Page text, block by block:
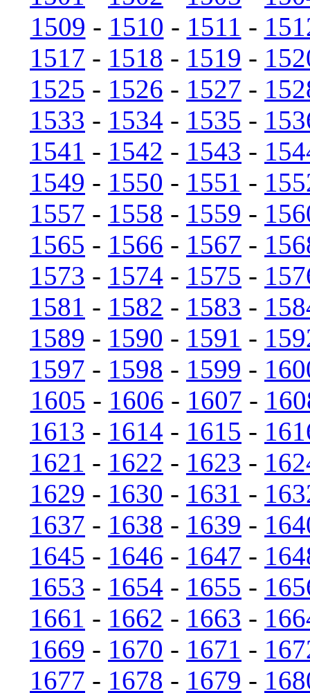
1509 - 1510 - 1511 -
1517 - 1518 - 1519 -
1525 - 1526 - 1527 -
1533 - 1534 - 1535 -
1541 - 1542 - 1543 -
1549 - 1550 - 1551 -
1557 - 1558 - 1559 -
1565 - 1566 - 1567 -
1573 - 1574 - 1575 -
1581 - 1582 - 1583 -
1589 - 1590 - 1591 -
1597 - 1598 - 1599 -
1605 - 1606 - 1607 -
1613 - 1614 - 1615 -
1621 - 1622 - 1623 -
1629 - 1630 - 1631 -
1637 - 1638 - 1639 -
1645 - 1646 - 1647 -
1653 - 1654 - 1655 -
1661 - 1662 - 1663 -
1669 - 1670 - 1671 -
1677 - 1678 - 1679 -